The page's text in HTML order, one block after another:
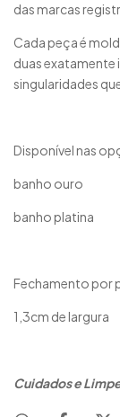
das marcas
Cada peça é
duas exatamente
singularidades
Disponível nas
banho ouro
banho platina
Fechamento por
1,3cm de largura
Cuidados e